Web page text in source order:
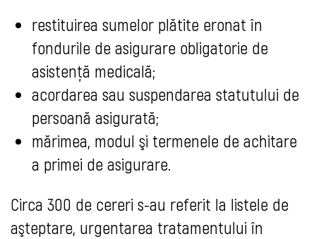
restituirea sumelor plătite eronat în
fondurile de asigurare obligatorie de
asistență medicală;
acordarea sau suspendarea statutului de
persoană asigurată;
mărimea, modul şi termenele de achitare
a primei de asigurare.
Circa 300 de cereri s-au referit la listele de
aşteptare, urgentarea tratamentului în